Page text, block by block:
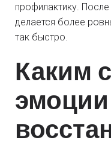
профилактику.
делается более
так быстро.
Каким